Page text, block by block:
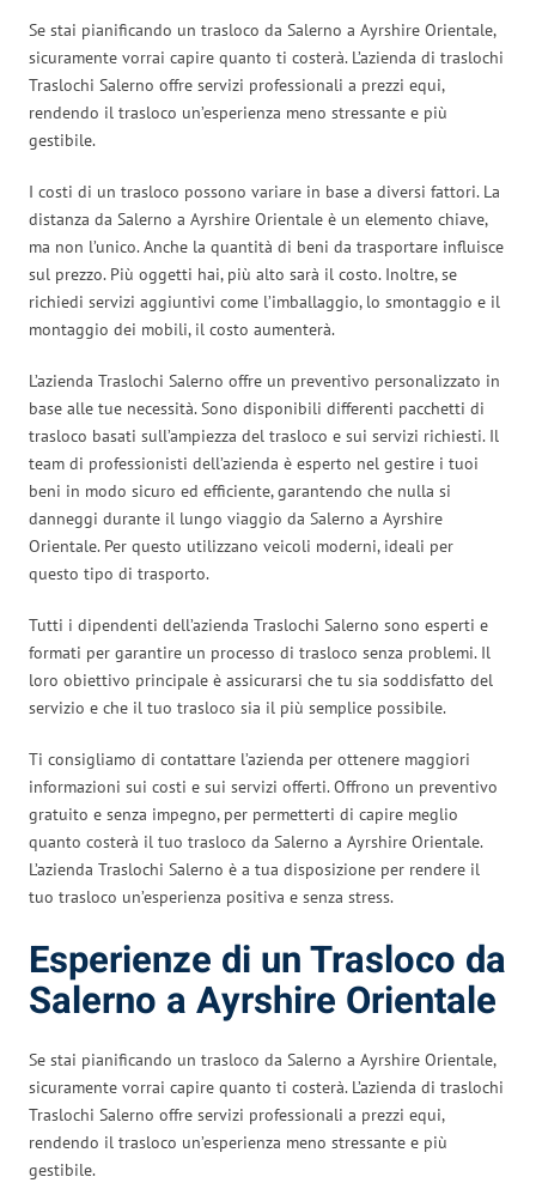
Se stai pianificando un trasloco da Salerno a Ayrshire Orientale,
sicuramente vorrai capire quanto ti costerà. L’azienda di traslochi
Traslochi Salerno offre servizi professionali a prezzi equi,
rendendo il trasloco un’esperienza meno stressante e più
gestibile.
I costi di un trasloco possono variare in base a diversi fattori. La
distanza da Salerno a Ayrshire Orientale è un elemento chiave,
ma non l’unico. Anche la quantità di beni da trasportare influisce
sul prezzo. Più oggetti hai, più alto sarà il costo. Inoltre, se
richiedi servizi aggiuntivi come l’imballaggio, lo smontaggio e il
montaggio dei mobili, il costo aumenterà.
L’azienda Traslochi Salerno offre un preventivo personalizzato in
base alle tue necessità. Sono disponibili differenti pacchetti di
trasloco basati sull’ampiezza del trasloco e sui servizi richiesti. Il
team di professionisti dell’azienda è esperto nel gestire i tuoi
beni in modo sicuro ed efficiente, garantendo che nulla si
danneggi durante il lungo viaggio da Salerno a Ayrshire
Orientale. Per questo utilizzano veicoli moderni, ideali per
questo tipo di trasporto.
Tutti i dipendenti dell’azienda Traslochi Salerno sono esperti e
formati per garantire un processo di trasloco senza problemi. Il
loro obiettivo principale è assicurarsi che tu sia soddisfatto del
servizio e che il tuo trasloco sia il più semplice possibile.
Ti consigliamo di contattare l’azienda per ottenere maggiori
informazioni sui costi e sui servizi offerti. Offrono un preventivo
gratuito e senza impegno, per permetterti di capire meglio
quanto costerà il tuo trasloco da Salerno a Ayrshire Orientale.
L’azienda Traslochi Salerno è a tua disposizione per rendere il
tuo trasloco un’esperienza positiva e senza stress.
Esperienze di un Trasloco da
Salerno a Ayrshire Orientale
Se stai pianificando un trasloco da Salerno a Ayrshire Orientale,
sicuramente vorrai capire quanto ti costerà. L’azienda di traslochi
Traslochi Salerno offre servizi professionali a prezzi equi,
rendendo il trasloco un’esperienza meno stressante e più
gestibile.